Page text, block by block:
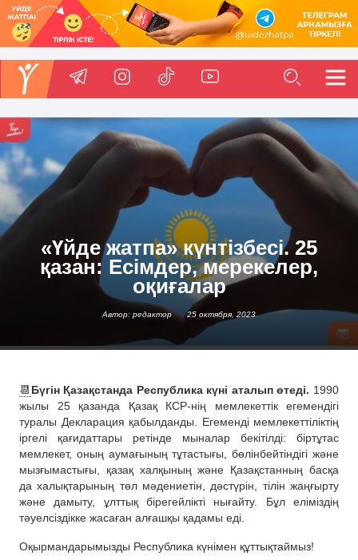
«Үйде жатпа» күнтізбесі. 25
қазан: Есімдер, мерекелер,
оқиғалар
Автор: редактор 25 октября, 2023
📆 Бүгін Қазақстанда Республика күні аталып өтеді. 1990
жылы 25 қазанда Қазақ КСР-нің мемлекеттік егемендігі
туралы Декларация қабылданды. Егеменді мемлекеттіліктің
іргелі қағидаттары ретінде мыналар бекітілді: біртұтас
мемлекет, оның аумағының тұтастығы, бөлінбейтіндігі және
мызғымастығы, қазақ халқының және Қазақстанның басқа
да халықтарының төл мәдениетін, дәстүрін, тілін жаңғырту
және дамыту, ұлттық бірегейлікті нығайту. Бұл еліміздің
тәуелсіздікке жасаған алғашқы қадамы еді.
Оқырмандарымызды Республика күнімен құттықтаймыз!